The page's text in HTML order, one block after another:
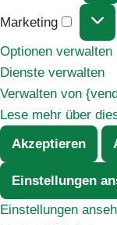
Marketing
Optionen verwalten
Dienste verwalten
Verwalten von
Lese mehr über
Akzeptieren
Einstellungen
Einstellungen